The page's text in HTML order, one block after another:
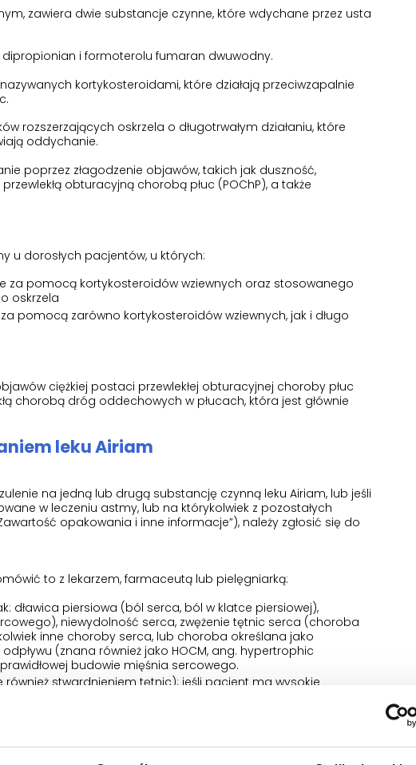
zawiera dwie substancje czynne, które wdychane przez usta
i formoterolu fumaran dwuwodny.
kortykosteroidami, które działają przeciwzapalnie
rozszerzających oskrzela o długotrwałym działaniu, które
oddychanie.
poprzez złagodzenie objawów, takich jak duszność,
obturacyjną chorobą płuc (POChP), a także
u dorosłych pacjentów, u których:
za pomocą kortykosteroidów wziewnych oraz stosowanego
oskrzela
pomocą zarówno kortykosteroidów wziewnych, jak i długo
ciężkiej postaci przewlekłej obturacyjnej choroby płuc
chorobą dróg oddechowych w płucach, która jest głównie
leku Airiam
na jedną lub drugą substancję czynną leku Airiam, lub jeśli
w leczeniu astmy, lub na którykolwiek z pozostałych
opakowania i inne informacje”), należy zgłosić się do
to z lekarzem, farmaceutą lub pielęgniarką:
dławica piersiowa (ból serca, ból w klatce piersiowej),
niewydolność serca, zwężenie tętnic serca (choroba
inne choroby serca, lub choroba określana jako
(znana również jako HOCM, ang. hypertrophic
budowie mięśnia sercowego.
stwardnieniem tętnic); jeśli pacjent ma wysokie
poszerzenie ściany naczynia krwionośnego).
jak przyspieszone lub nieregularne bicie serca,
jakiejkolwiek informacji o nieprawidłowym rytmie serca.